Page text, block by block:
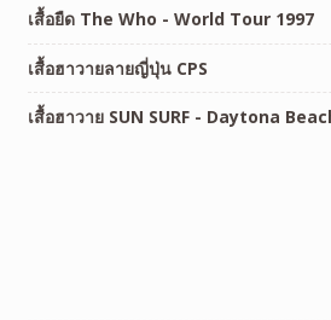
เสื้อยืด The Who - World Tour 1997
เสื้อฮาวายลายญี่ปุ่น CPS
เสื้อฮาวาย SUN SURF - Daytona